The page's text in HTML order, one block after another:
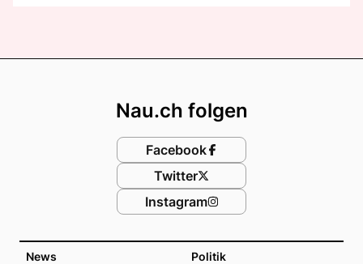
News Politik
Nau.ch folgen
Facebook
Twitter
Instagram